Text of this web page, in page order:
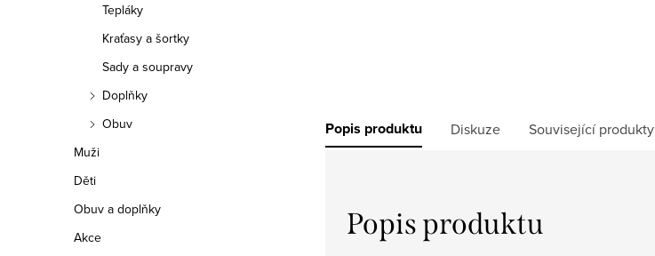
Tepláky
Kraťasy a šortky
Sady a soupravy
Doplňky
Obuv
Muži
Děti
Obuv a doplňky
Akce
Popis produktu Diskuze Související produkty
Popis produktu